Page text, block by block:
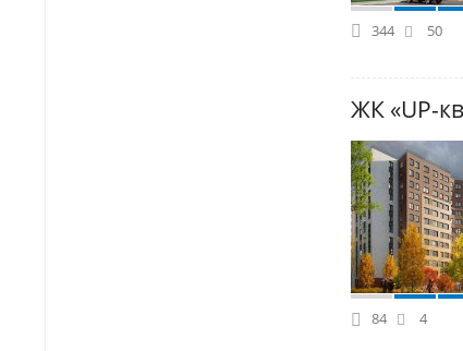
344 50
ЖК «UP-
84 4